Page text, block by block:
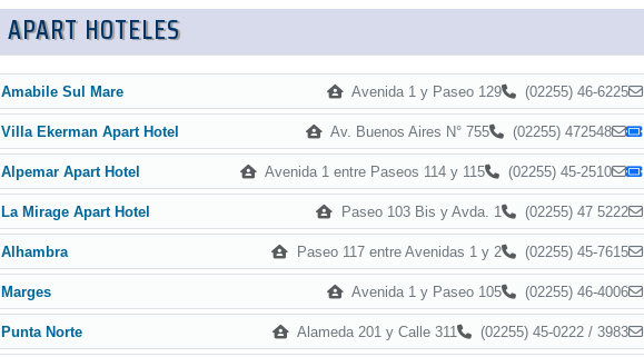
APART HOTELES
Amabile Sul Mare Avenida 1 y Paseo 129 (02255) 46-6225
Villa Ekerman Apart Hotel Av. Buenos Aires N° 755 (02255) 472548
Alpemar Apart Hotel Avenida 1 entre Paseos 114 y 115 (02255) 45-2510
La Mirage Apart Hotel Paseo 103 Bis y Avda. 1 (02255) 47 5222
Alhambra Paseo 117 entre Avenidas 1 y 2 (02255) 45-7615
Marges Avenida 1 y Paseo 105 (02255) 46-4006
Punta Norte Alameda 201 y Calle 311 (02255) 45-0222 / 3983